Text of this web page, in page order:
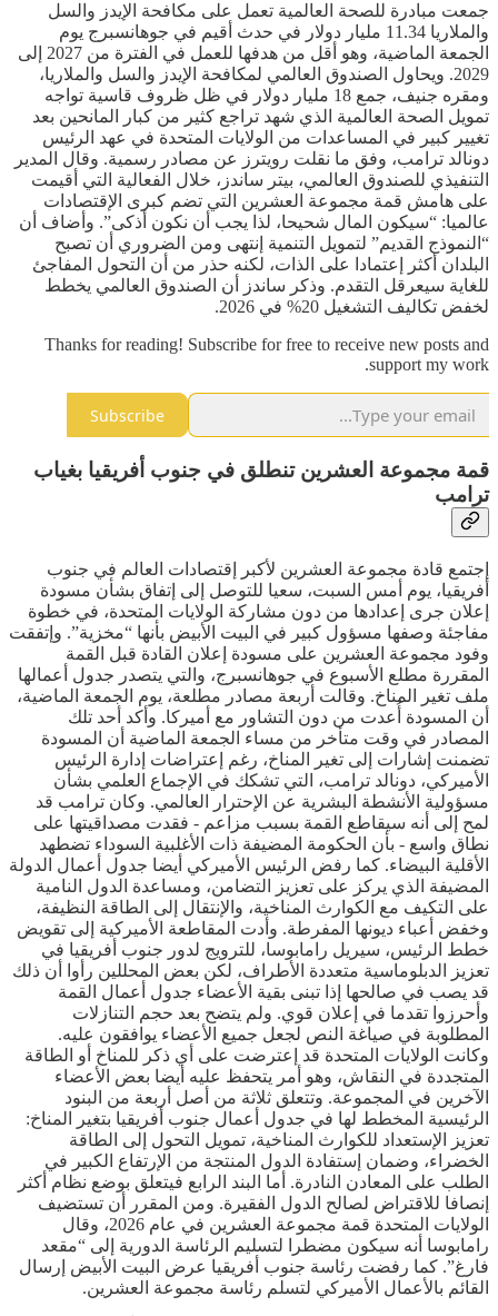
جمعت مبادرة للصحة العالمية تعمل على مكافحة الإيدز والسل
والملاريا 11.34 مليار دولار في حدث أقيم في جوهانسبرج يوم
الجمعة الماضية، وهو أقل من هدفها للعمل في الفترة من 2027 إلى
2029. ويحاول الصندوق العالمي لمكافحة الإيدز والسل والملاريا،
ومقره جنيف، جمع 18 مليار دولار في ظل ظروف قاسية تواجه
تمويل الصحة العالمية الذي شهد تراجع كثير من كبار المانحين بعد
تغيير كبير في المساعدات من الولايات المتحدة في عهد الرئيس
دونالد ترامب، وفق ما نقلت رويترز عن مصادر رسمية. وقال المدير
التنفيذي للصندوق العالمي، بيتر ساندز، خلال الفعالية التي أقيمت
على هامش قمة مجموعة العشرين التي تضم كبرى الإقتصادات
عالميا: “سيكون المال شحيحا، لذا يجب أن نكون أذكى”. وأضاف أن
“النموذج القديم” لتمويل التنمية إنتهى ومن الضروري أن تصبح
البلدان أكثر إعتمادا على الذات، لكنه حذر من أن التحول المفاجئ
للغاية سيعرقل التقدم. وذكر ساندز أن الصندوق العالمي يخطط
لخفض تكاليف التشغيل 20% في 2026.
Thanks for reading! Subscribe for free to receive new posts and
support my work.
Subscribe
قمة مجموعة العشرين تنطلق في جنوب أفريقيا بغياب
ترامب
إجتمع قادة مجموعة العشرين لأكبر إقتصادات العالم في جنوب
أفريقيا، يوم أمس السبت، سعيا للتوصل إلى إتفاق بشأن مسودة
إعلان جرى إعدادها من دون مشاركة الولايات المتحدة، في خطوة
مفاجئة وصفها مسؤول كبير في البيت الأبيض بأنها “مخزية”. وإتفقت
وفود مجموعة العشرين على مسودة إعلان القادة قبل القمة
المقررة مطلع الأسبوع في جوهانسبرج، والتي يتصدر جدول أعمالها
ملف تغير المناخ. وقالت أربعة مصادر مطلعة، يوم الجمعة الماضية،
أن المسودة أُعدت من دون التشاور مع أميركا. وأكد أحد تلك
المصادر في وقت متأخر من مساء الجمعة الماضية أن المسودة
تضمنت إشارات إلى تغير المناخ، رغم إعتراضات إدارة الرئيس
الأميركي، دونالد ترامب، التي تشكك في الإجماع العلمي بشأن
مسؤولية الأنشطة البشرية عن الإحترار العالمي. وكان ترامب قد
لمح إلى أنه سيقاطع القمة بسبب مزاعم - فقدت مصداقيتها على
نطاق واسع - بأن الحكومة المضيفة ذات الأغلبية السوداء تضطهد
الأقلية البيضاء. كما رفض الرئيس الأميركي أيضا جدول أعمال الدولة
المضيفة الذي يركز على تعزيز التضامن، ومساعدة الدول النامية
على التكيف مع الكوارث المناخية، والإنتقال إلى الطاقة النظيفة،
وخفض أعباء ديونها المفرطة. وأدت المقاطعة الأميركية إلى تقويض
خطط الرئيس، سيريل رامابوسا، للترويج لدور جنوب أفريقيا في
تعزيز الدبلوماسية متعددة الأطراف، لكن بعض المحللين رأوا أن ذلك
قد يصب في صالحها إذا تبنى بقية الأعضاء جدول أعمال القمة
وأحرزوا تقدما في إعلان قوي. ولم يتضح بعد حجم التنازلات
المطلوبة في صياغة النص لجعل جميع الأعضاء يوافقون عليه.
وكانت الولايات المتحدة قد إعترضت على أي ذكر للمناخ أو الطاقة
المتجددة في النقاش، وهو أمر يتحفظ عليه أيضا بعض الأعضاء
الآخرين في المجموعة. وتتعلق ثلاثة من أصل أربعة من البنود
الرئيسية المخطط لها في جدول أعمال جنوب أفريقيا بتغير المناخ:
تعزيز الإستعداد للكوارث المناخية، تمويل التحول إلى الطاقة
الخضراء، وضمان إستفادة الدول المنتجة من الإرتفاع الكبير في
الطلب على المعادن النادرة. أما البند الرابع فيتعلق بوضع نظام أكثر
إنصافا للاقتراض لصالح الدول الفقيرة. ومن المقرر أن تستضيف
الولايات المتحدة قمة مجموعة العشرين في عام 2026، وقال
رامابوسا أنه سيكون مضطرا لتسليم الرئاسة الدورية إلى “مقعد
فارغ”. كما رفضت رئاسة جنوب أفريقيا عرض البيت الأبيض إرسال
القائم بالأعمال الأميركي لتسلم رئاسة مجموعة العشرين.